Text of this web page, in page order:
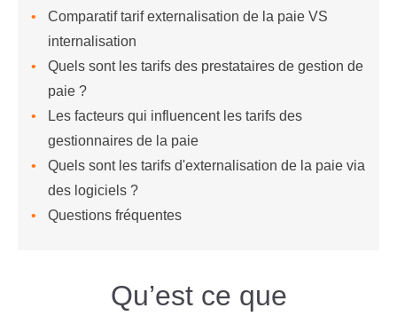
Comparatif tarif externalisation de la paie VS
internalisation
Quels sont les tarifs des prestataires de gestion de
paie ?
Les facteurs qui influencent les tarifs des
gestionnaires de la paie
Quels sont les tarifs d'externalisation de la paie via
des logiciels ?
Questions fréquentes
Qu’est ce que